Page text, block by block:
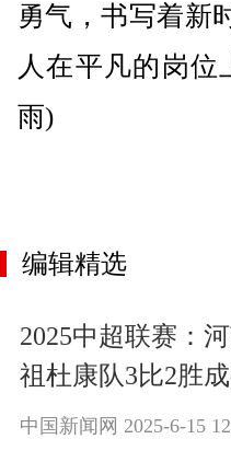
勇气，书写着新
人在平凡的岗
雨)
编辑精选
2025中超联赛：
祖杜康队3比2胜
中国新闻网 2025-6-15